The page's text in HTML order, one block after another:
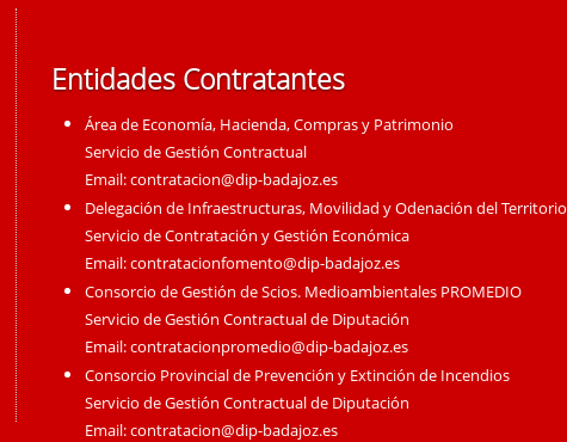
Entidades Contratantes
Área de Economía, Hacienda, Compras y Patrimonio
Servicio de Gestión Contractual
Email:contratacion@dip-badajoz.es
Delegación de Infraestructuras, Movilidad y Odenación del Territorio
Servicio de Contratación y Gestión Económica
Email:contratacionfomento@dip-badajoz.es
Consorcio de Gestión de Scios. Medioambientales PROMEDIO
Servicio de Gestión Contractual de Diputación
Email:contratacionpromedio@dip-badajoz.es
Consorcio Provincial de Prevención y Extinción de Incendios
Servicio de Gestión Contractual de Diputación
Email:contratacion@dip-badajoz.es